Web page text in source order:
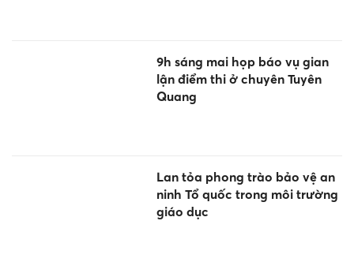
9h sáng mai họp báo vụ gian
lận điểm thi ở chuyên Tuyên
Quang
Lan tỏa phong trào bảo vệ an
ninh Tổ quốc trong môi trường
giáo dục